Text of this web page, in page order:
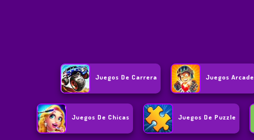
Juegos De Carrera Juegos Arcade
Juegos De Chicas Juegos De Puzzle